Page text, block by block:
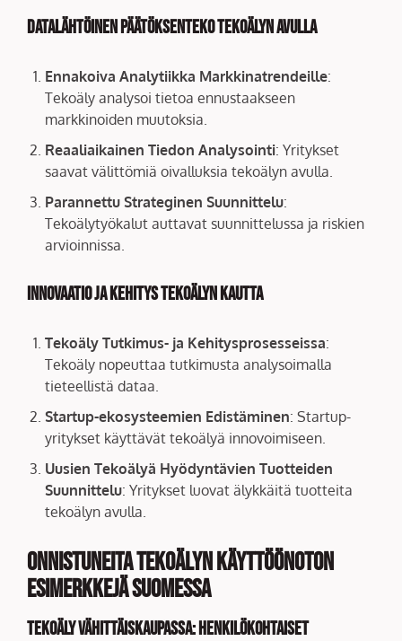
Datalähtöinen Päätöksenteko Tekoälyn Avulla
Ennakoiva Analytiikka Markkinatrendeille:
Tekoäly analysoi tietoa ennustaakseen
markkinoiden muutoksia.
Reaaliaikainen Tiedon Analysointi: Yritykset
saavat välittömiä oivalluksia tekoälyn avulla.
Parannettu Strateginen Suunnittelu:
Tekoälytyökalut auttavat suunnittelussa ja riskien
arvioinnissa.
Innovaatio ja Kehitys Tekoälyn Kautta
Tekoäly Tutkimus- ja Kehitysprosesseissa:
Tekoäly nopeuttaa tutkimusta analysoimalla
tieteellistä dataa.
Startup-ekosysteemien Edistäminen: Startup-
yritykset käyttävät tekoälyä innovoimiseen.
Uusien Tekoälyä Hyödyntävien Tuotteiden
Suunnittelu: Yritykset luovat älykkäitä tuotteita
tekoälyn avulla.
Onnistuneita Tekoälyn Käyttöönoton
Esimerkkejä Suomessa
Tekoäly Vähittäiskaupassa: Henkilökohtaiset